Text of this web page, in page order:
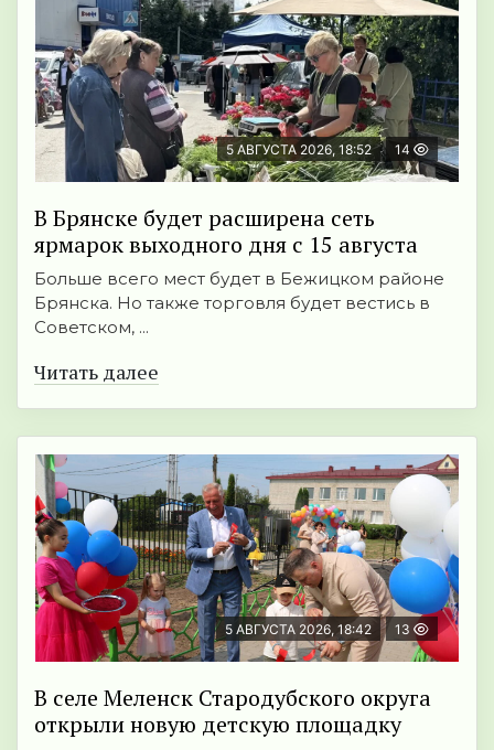
5 АВГУСТА 2026, 18:52 14
В Брянске будет расширена сеть
ярмарок выходного дня с 15 августа
Больше всего мест будет в Бежицком районе
Брянска. Но также торговля будет вестись в
Советском, ...
Читать далее
5 АВГУСТА 2026, 18:42 13
В селе Меленск Стародубского округа
открыли новую детскую площадку